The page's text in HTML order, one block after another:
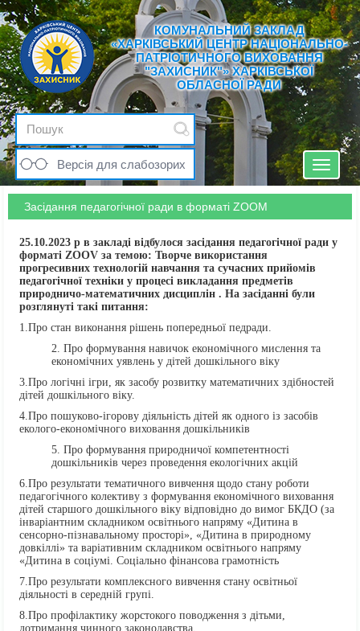
КОМУНАЛЬНИЙ ЗАКЛАД
«ХАРКІВСЬКИЙ ЦЕНТР НАЦІОНАЛЬНО-
ПАТРІОТИЧНОГО ВИХОВАННЯ
"ЗАХИСНИК"» ХАРКІВСЬКОЇ
ОБЛАСНОЇ РАДИ
Версія для слабозорих
Toggle
Засідання педагогічної ради в форматі ZOOM
25.10.2023 р в закладі відбулося засідання педагогічної ради у
форматі ZOOV за темою: Творче використання
прогресивних технологій навчання та сучасних прийомів
педагогічної техніки у процесі викладання предметів
природничо-математичних дисциплін . На засіданні були
розглянуті такі питання:
1.Про стан виконання рішень попередньої педради.
Про формування навичок економічного мислення та
економічних уявлень у дітей дошкільного віку
3.Про логічні ігри, як засобу розвитку математичних здібностей
дітей дошкільного віку.
4.Про пошуково-ігорову діяльність дітей як одного із засобів
еколого-економічного виховання дошкільників
Про формування природничої компетентності
дошкільників через проведення екологічних акцій
6.Про результати тематичного вивчення щодо стану роботи
педагогічного колективу з формування економічного виховання
дітей старшого дошкільного віку відповідно до вимог БКДО (за
інваріантним складником освітнього напряму «Дитина в
сенсорно-пізнавальному просторі», «Дитина в природному
довкіллі» та варіативним складником освітнього напряму
«Дитина в соціумі. Соціально фінансова грамотність
7.Про результати комплексного вивчення стану освітньої
діяльності в середній групі.
8.Про профілактику жорстокого поводження з дітьми,
дотримання чинного законодавства.